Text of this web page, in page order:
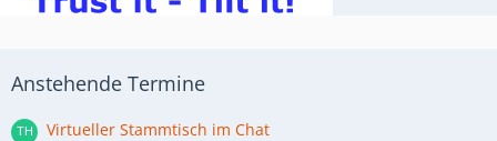
Anstehende Termine
Virtueller Stammtisch im Chat